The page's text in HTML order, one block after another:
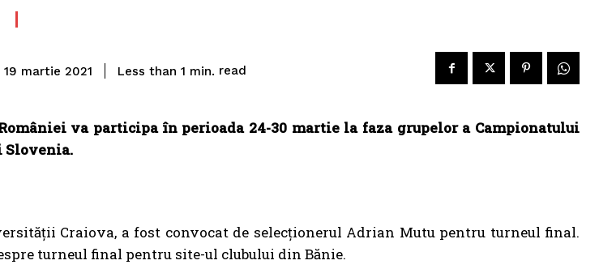
19 martie 2021 Less than 1 min. read
va participa în perioada 24-30 martie la faza grupelor a Campionatului
Slovenia.
Craiova, a fost convocat de selecționerul Adrian Mutu pentru turneul final.
turneul final pentru site-ul clubului din Bănie.